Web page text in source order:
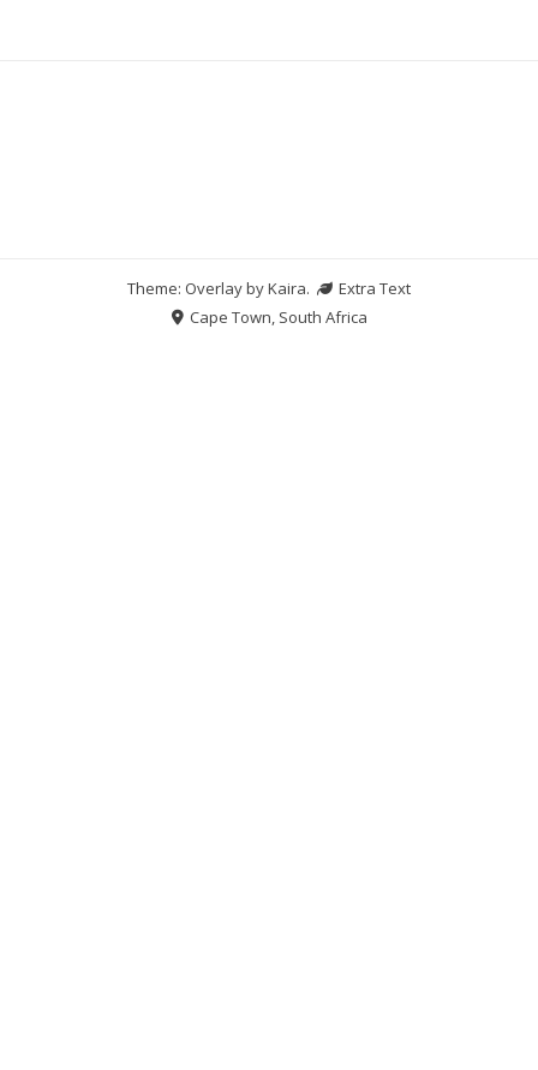
Theme: Overlay byKaira.
Extra Text
Cape Town, South Africa